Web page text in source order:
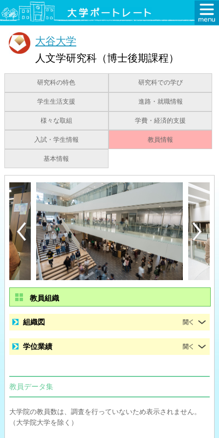
大谷大学
人文学研究科（博士後期課程）
研究科の特色 研究科での学び
学生生活支援 進路・就職情報
様々な取組 学費・経済的支援
入試・学生情報 教員情報
基本情報
教員組織
組織図
学位業績
教員データ集
大学院の教員数は、調査を行っていないため表示されません。
（大学院大学を除く）